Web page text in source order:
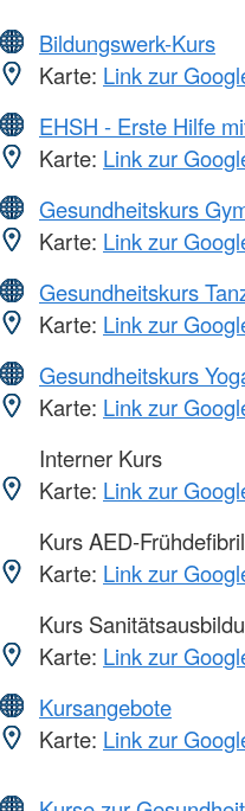
Bildungswerk-Kurs
Karte: Link zur
EHSH - Erste Hilfe
Karte: Link zur
Gesundheitskurs
Karte: Link zur
Gesundheitskurs
Karte: Link zur
Gesundheitskurs
Karte: Link zur
Interner Kurs
Karte: Link zur
Kurs AED-
Karte: Link zur
Kurs
Karte: Link zur
Kursangebote
Karte: Link zur